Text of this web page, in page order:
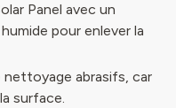
Panel avec un
pour enlever la
abrasifs, car
surface.